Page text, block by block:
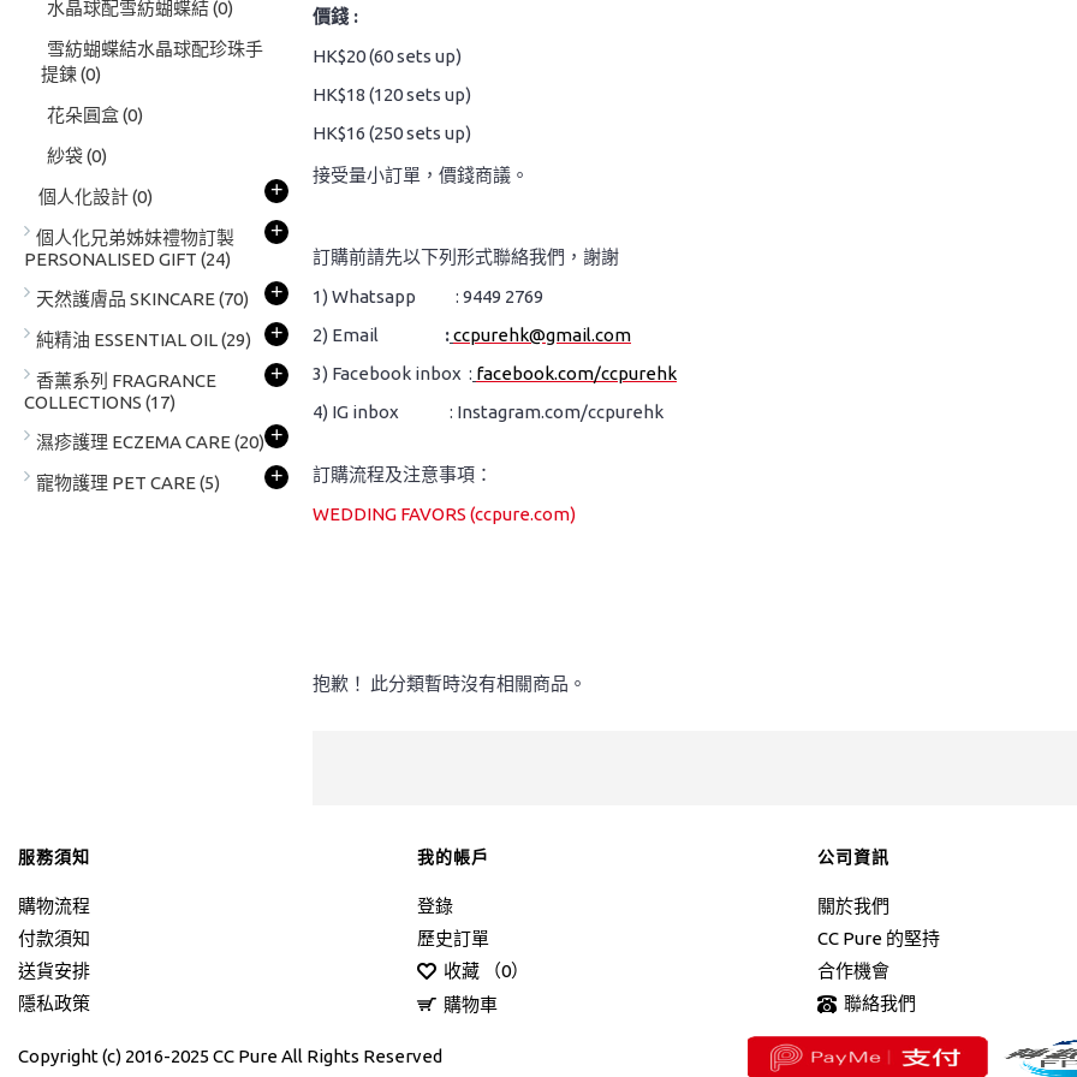
水晶球配雪紡蝴蝶結(0)
雪紡蝴蝶結水晶球配珍珠手
提鍊 (0)
花朵圓盒(0)
紗袋(0)
個人化設計(0) +
個人化兄弟姊妹禮物訂製
PERSONALISED GIFT (24)
+
天然護膚品 SKINCARE (70) +
純精油 ESSENTIAL OIL(29) +
香薰系列 FRAGRANCE
COLLECTIONS (17)
+
濕疹護理 ECZEMA CARE (20) +
寵物護理 PET CARE (5) +
價錢 :
HK$20 (60 sets up)
HK$18 (120 sets up)
HK$16 (250 sets up)
接受量小訂單，價錢商議。
訂購前請先以下列形式聯絡我們，謝謝
1) Whatsapp : 9449 2769
2) Email
:ccpurehk@gmail.com
3) Facebook inbox : facebook.com/ccpurehk
4) IG inbox : Instagram.com/ccpurehk
訂購流程及注意事項：
WEDDING FAVORS (ccpure.com)
抱歉！ 此分類暫時沒有相關商品。
服務須知
購物流程
付款須知
送貨安排
隱私政策
我的帳戶
登錄
歷史訂單
收藏 （0）
購物車
公司資訊
關於我們
CC Pure 的堅持
合作機會
聯絡我們
Copyright (c) 2016-2025 CC Pure All Rights Reserved